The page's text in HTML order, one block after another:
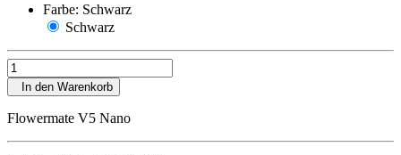
Farbe: Schwarz
Schwarz
In den Warenkorb
Flowermate V5 Nano